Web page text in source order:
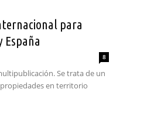
para
8
Se trata de un
en territorio